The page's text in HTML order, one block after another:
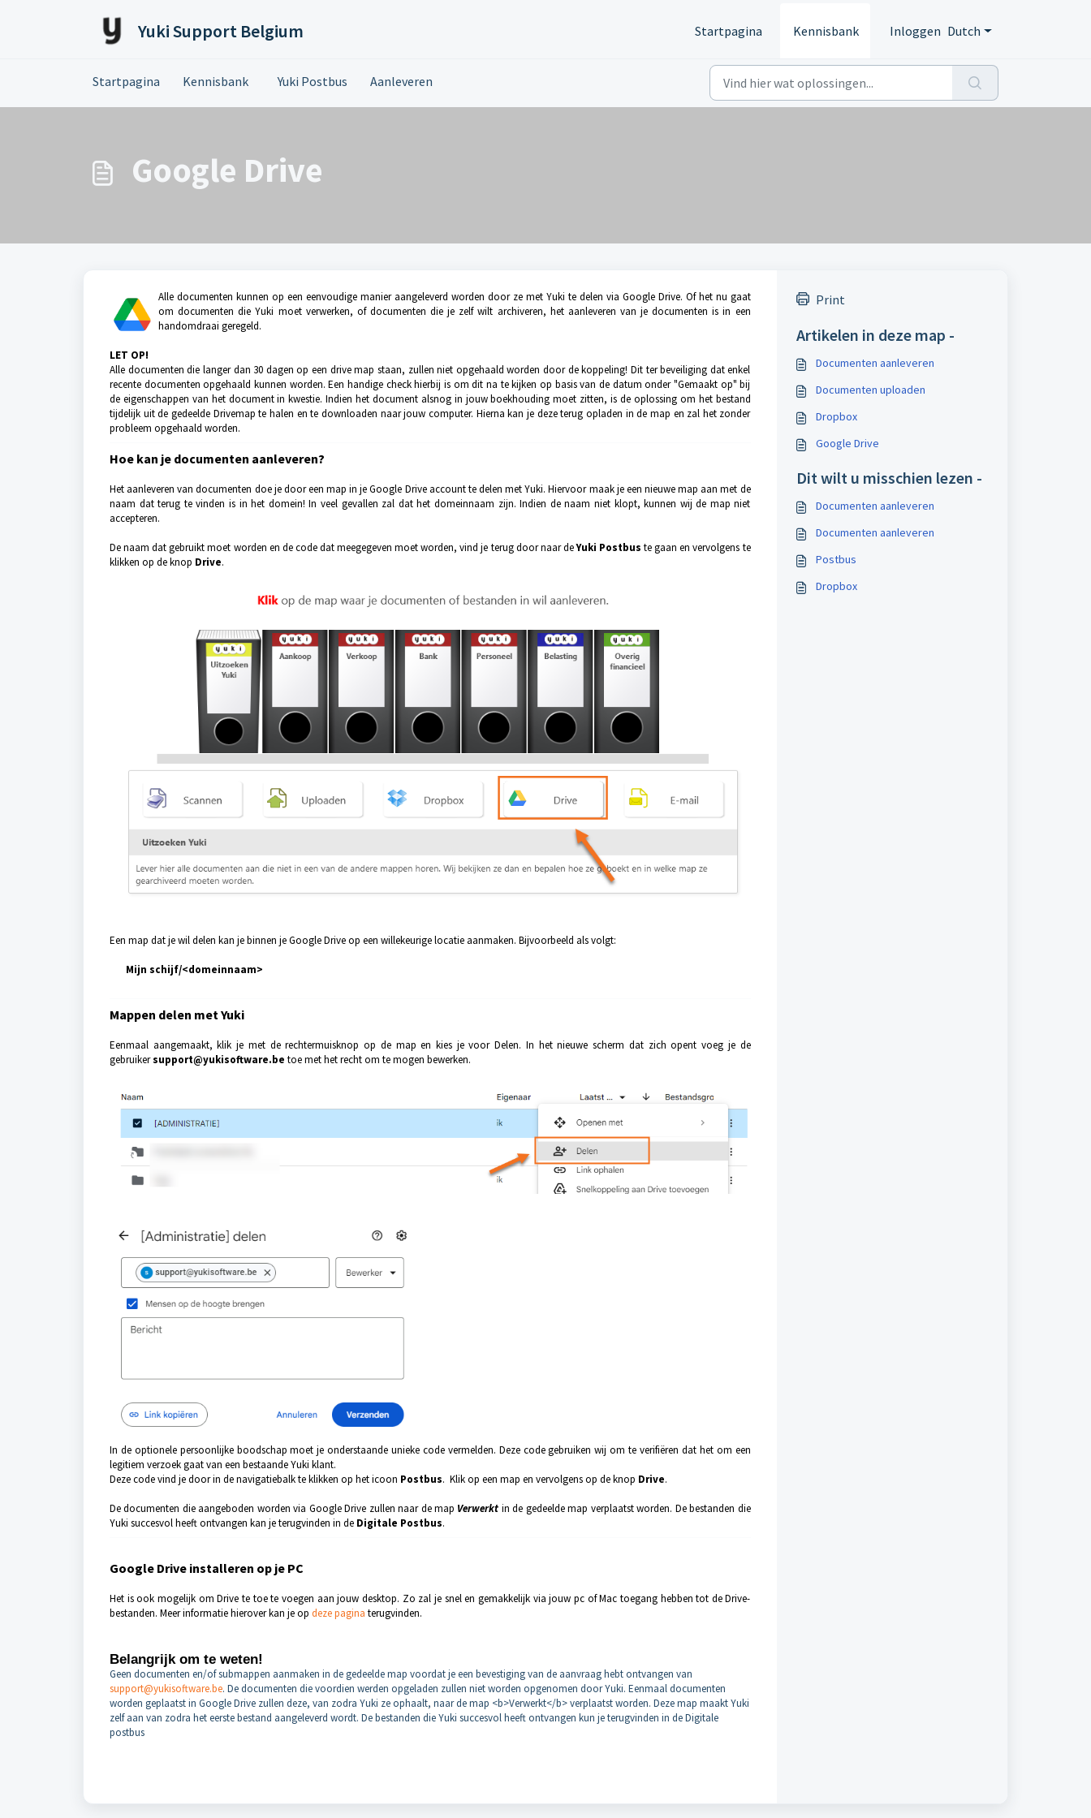
Yuki Support Belgium Startpagina Kennisbank Inloggen Dutch
Startpagina Kennisbank Yuki Postbus Aanleveren
Google Drive
Alle documenten kunnen op een eenvoudige manier aangeleverd worden door ze met Yuki te delen via Google Drive. Of het nu gaat
om documenten die Yuki moet verwerken, of documenten die je zelf wilt archiveren, het aanleveren van je documenten is in een
handomdraai geregeld.
LET OP!
Alle documenten die langer dan 30 dagen op een drive map staan, zullen niet opgehaald worden door de koppeling! Dit ter beveiliging dat enkel
recente documenten opgehaald kunnen worden. Een handige check hierbij is om dit na te kijken op basis van de datum onder "Gemaakt op" bij
de eigenschappen van het document in kwestie. Indien het document alsnog in jouw boekhouding moet zitten, is de oplossing om het bestand
tijdelijk uit de gedeelde Drivemap te halen en te downloaden naar jouw computer. Hierna kan je deze terug opladen in de map en zal het zonder
probleem opgehaald worden.
Hoe kan je documenten aanleveren?
Het aanleveren van documenten doe je door een map in je Google Drive account te delen met Yuki. Hiervoor maak je een nieuwe map aan met de
naam dat terug te vinden is in het domein! In veel gevallen zal dat het domeinnaam zijn. Indien de naam niet klopt, kunnen wij de map niet
accepteren.
De naam dat gebruikt moet worden en de code dat meegegeven moet worden, vind je terug door naar deYuki Postbuste gaan en vervolgens te
klikken op de knop Drive.
Een map dat je wil delen kan je binnen je Google Drive op een willekeurige locatie aanmaken. Bijvoorbeeld als volgt:
Mijn schijf/<domeinnaam>
Mappen delen met Yuki
Eenmaal aangemaakt, klik je met de rechtermuisknop op de map en kies je voor Delen. In het nieuwe scherm dat zich opent voeg je de
gebruikersupport@yukisoftware.be toe met het recht om te mogen bewerken.
In de optionele persoonlijke boodschap moet je onderstaande unieke code vermelden. Deze code gebruiken wij om te verifiëren dat het om een
legitiem verzoek gaat van een bestaande Yuki klant.
Deze code vind je door in de navigatiebalk te klikken op het icoon Postbus. Klik op een map en vervolgens op de knop Drive.
De documenten die aangeboden worden via Google Drive zullen naar de map Verwerkt in de gedeelde map verplaatst worden. De bestanden die
Yuki succesvol heeft ontvangen kan je terugvinden in de Digitale Postbus.
Google Drive installeren op je PC
Het is ook mogelijk om Drive te toe te voegen aan jouw desktop. Zo zal je snel en gemakkelijk via jouw pc of Mac toegang hebben tot de Drive-
bestanden. Meer informatie hierover kan je op deze pagina terugvinden.
Belangrijk om te weten!
Geen documenten en/of submappen aanmaken in de gedeelde map voordat je een bevestiging van de aanvraag hebt ontvangen van
support@yukisoftware.be. De documenten die voordien werden opgeladen zullen niet worden opgenomen door Yuki. Eenmaal documenten
worden geplaatst in Google Drive zullen deze, van zodra Yuki ze ophaalt, naar de map <b>Verwerkt</b> verplaatst worden. Deze map maakt Yuki
zelf aan van zodra het eerste bestand aangeleverd wordt. De bestanden die Yuki succesvol heeft ontvangen kun je terugvinden in de Digitale
postbus
Print
Artikelen in deze map -
Documenten aanleveren
Documenten uploaden
Dropbox
Google Drive
Dit wilt u misschien lezen -
Documenten aanleveren
Documenten aanleveren
Postbus
Dropbox